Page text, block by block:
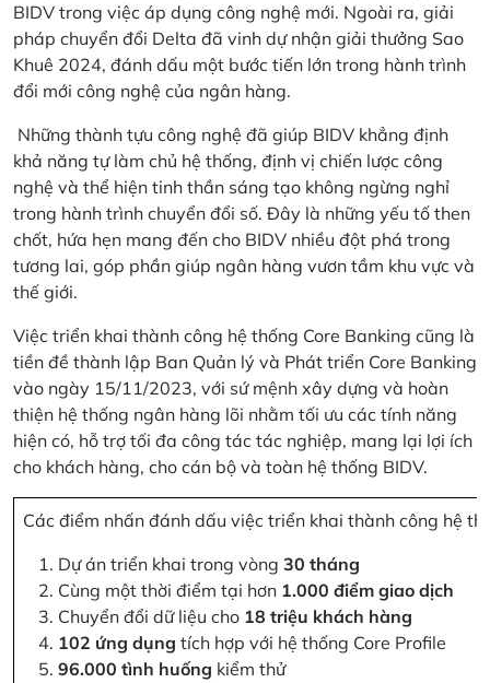
BIDV trong việc áp dụng công nghệ mới. Ngoài ra, giải
pháp chuyển đổi Delta đã vinh dự nhận giải thưởng Sao
Khuê 2024, đánh dấu một bước tiến lớn trong hành trình
đổi mới công nghệ của ngân hàng.
Những thành tựu công nghệ đã giúp BIDV khẳng định
khả năng tự làm chủ hệ thống, định vị chiến lược công
nghệ và thể hiện tinh thần sáng tạo không ngừng nghỉ
trong hành trình chuyển đổi số. Đây là những yếu tố then
chốt, hứa hẹn mang đến cho BIDV nhiều đột phá trong
tương lai, góp phần giúp ngân hàng vươn tầm khu vực và
thế giới.
Việc triển khai thành công hệ thống Core Banking cũng là
tiền đề thành lập Ban Quản lý và Phát triển Core Banking
vào ngày 15/11/2023, với sứ mệnh xây dựng và hoàn
thiện hệ thống ngân hàng lõi nhằm tối ưu các tính năng
hiện có, hỗ trợ tối đa công tác tác nghiệp, mang lại lợi ích
cho khách hàng, cho cán bộ và toàn hệ thống BIDV.
Các điểm nhấn đánh dấu việc triển khai thành công hệ
Dự án triển khai trong vòng 30 tháng
Cùng một thời điểm tại hơn 1.000 điểm giao dịch
Chuyển đổi dữ liệu cho 18 triệu khách hàng
102 ứng dụng tích hợp với hệ thống Core Profile
96.000 tình huống kiểm thử